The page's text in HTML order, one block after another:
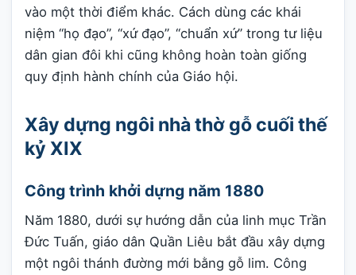
vào một thời điểm khác. Cách dùng các khái
niệm “họ đạo”, “xứ đạo”, “chuẩn xứ” trong tư liệu
dân gian đôi khi cũng không hoàn toàn giống
quy định hành chính của Giáo hội.
Xây dựng ngôi nhà thờ gỗ cuối thế
kỷ XIX
Công trình khởi dựng năm 1880
Năm 1880, dưới sự hướng dẫn của linh mục Trần
Đức Tuấn, giáo dân Quần Liêu bắt đầu xây dựng
một ngôi thánh đường mới bằng gỗ lim. Công